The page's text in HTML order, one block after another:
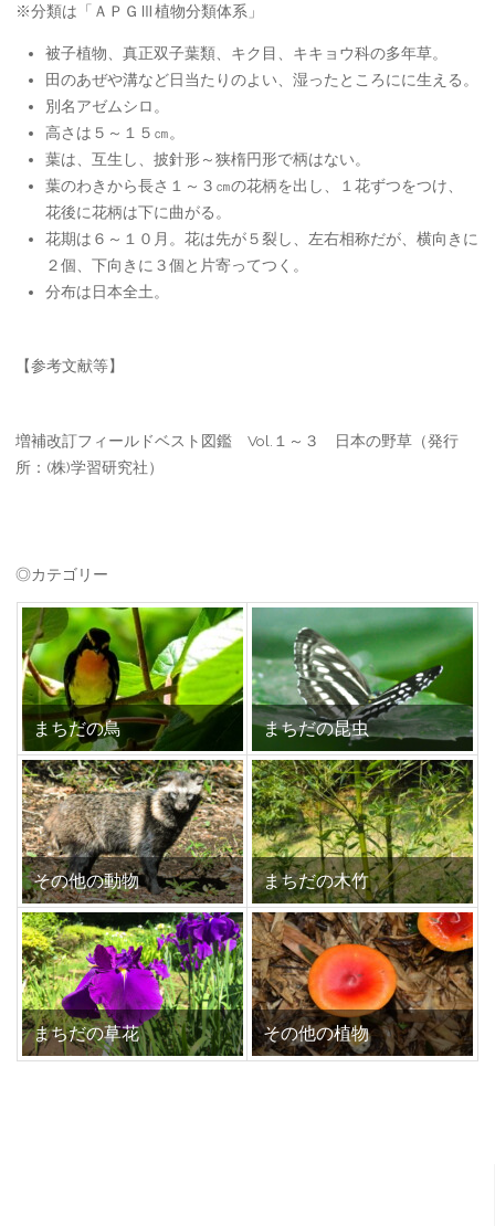
※分類は「ＡＰＧⅢ植物分類体系」
被子植物、真正双子葉類、キク目、キキョウ科の多年草。
田のあぜや溝など日当たりのよい、湿ったところにに生える。
別名アゼムシロ。
高さは５～１５㎝。
葉は、互生し、披針形～狭楕円形で柄はない。
葉のわきから長さ１～３㎝の花柄を出し、１花ずつをつけ、
花後に花柄は下に曲がる。
花期は６～１０月。花は先が５裂し、左右相称だが、横向きに
２個、下向きに３個と片寄ってつく。
分布は日本全土。
【参考文献等】
増補改訂フィールドベスト図鑑 Vol.１～３ 日本の野草（発行
所：(株)学習研究社）
◎カテゴリー
まちだの鳥 まちだの昆虫
その他の動物 まちだの木竹
まちだの草花 その他の植物